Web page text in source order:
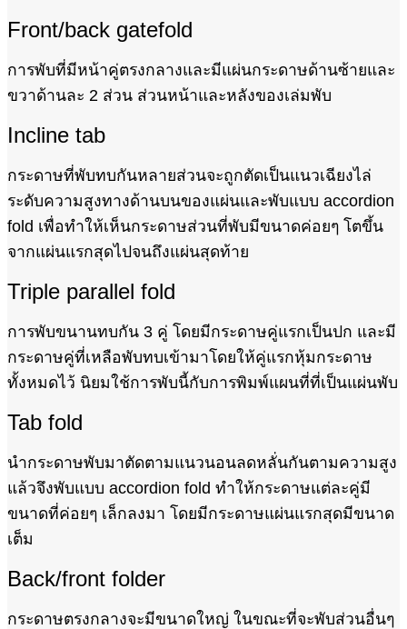
Front/back gatefold
การพับที่มีหน้าคู่ตรงกลางและมีแผ่นกระดาษด้านซ้ายและ
ขวาด้านละ 2 ส่วน ส่วนหน้าและหลังของเล่มพับ
Incline tab
กระดาษที่พับทบกันหลายส่วนจะถูกตัดเป็นแนวเฉียงไล่
ระดับความสูงทางด้านบนของแผ่นและพับแบบ accordion
fold เพื่อทำให้เห็นกระดาษส่วนที่พับมีขนาดค่อยๆ โตขึ้น
จากแผ่นแรกสุดไปจนถึงแผ่นสุดท้าย
Triple parallel fold
การพับขนานทบกัน 3 คู่ โดยมีกระดาษคู่แรกเป็นปก และมี
กระดาษคู่ที่เหลือพับทบเข้ามาโดยให้คู่แรกหุ้มกระดาษ
ทั้งหมดไว้ นิยมใช้การพับนี้กับการพิมพ์แผนที่ที่เป็นแผ่นพับ
Tab fold
นำกระดาษพับมาตัดตามแนวนอนลดหลั่นกันตามความสูง
แล้วจึงพับแบบ accordion fold ทำให้กระดาษแต่ละคู่มี
ขนาดที่ค่อยๆ เล็กลงมา โดยมีกระดาษแผ่นแรกสุดมีขนาด
เต็ม
Back/front folder
กระดาษตรงกลางจะมีขนาดใหญ่ ในขณะที่จะพับส่วนอื่นๆ